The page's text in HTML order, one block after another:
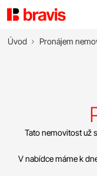
Úvod Pronájem
Tato nemovitost už
V nabídce máme k